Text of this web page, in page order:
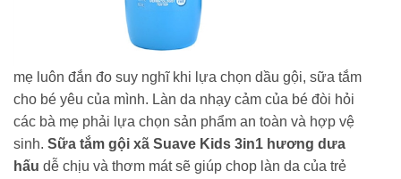
mẹ luôn đắn đo suy nghĩ khi lựa chọn dầu gội, sữa tắm
cho bé yêu của mình. Làn da nhạy cảm của bé đòi hỏi
các bà mẹ phải lựa chọn sản phẩm an toàn và hợp vệ
sinh. Sữa tắm gội xã Suave Kids 3in1 hương dưa
hấu dễ chịu và thơm mát sẽ giúp chop làn da của trẻ